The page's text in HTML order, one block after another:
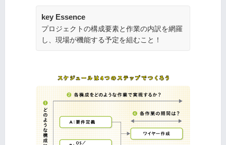
key Essence
プロジェクトの構成要素と作業の内訳を網羅
し、現場が機能する予定を組むこと！